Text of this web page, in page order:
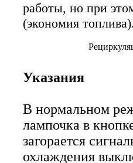
работы, но при
(экономия
Указания
В нормальном
лампочка в
загорается
охлаждения